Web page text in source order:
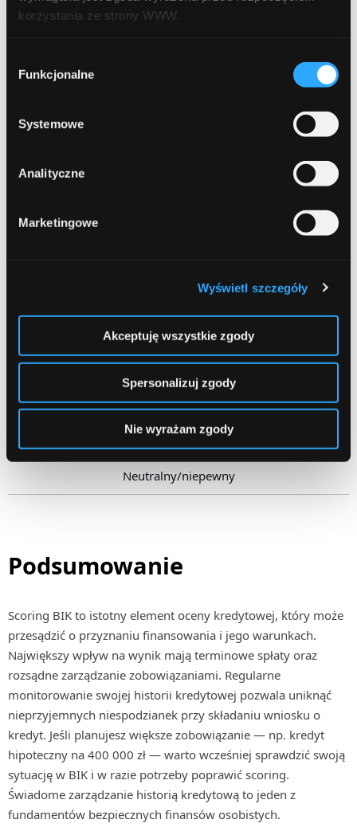
korzystania ze strony WWW.
formy korzystania z plików cookies. Więcej:
Polityka
zgody
Funkcjonalne
Systemowe
Analityczne
Marketingowe
Wyświetl szczegóły
Akceptuję wszystkie zgody
Spersonalizuj zgody
Nie wyrażam zgody
Wiele zapytań w krótkim czasie
Obniża
Długa, pozytywna historia
Podnosi
Brak jakiejkolwiek historii
Neutralny/niepewny
Podsumowanie
Scoring BIK to istotny element oceny kredytowej, który może
przesądzić o przyznaniu finansowania i jego warunkach.
Największy wpływ na wynik mają terminowe spłaty oraz
rozsądne zarządzanie zobowiązaniami. Regularne
monitorowanie swojej historii kredytowej pozwala uniknąć
nieprzyjemnych niespodzianek przy składaniu wniosku o
kredyt. Jeśli planujesz większe zobowiązanie — np. kredyt
hipoteczny na 400 000 zł — warto wcześniej sprawdzić swoją
sytuację w BIK i w razie potrzeby poprawić scoring.
Świadome zarządzanie historią kredytową to jeden z
fundamentów bezpiecznych finansów osobistych.